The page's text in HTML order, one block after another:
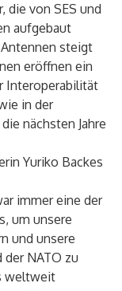
von SES und
aufgebaut
steigt
eröffnen ein
Interoperabilität
in der
nächsten Jahre
Yuriko Backes
immer eine der
um unsere
und unsere
der NATO zu
weltweit